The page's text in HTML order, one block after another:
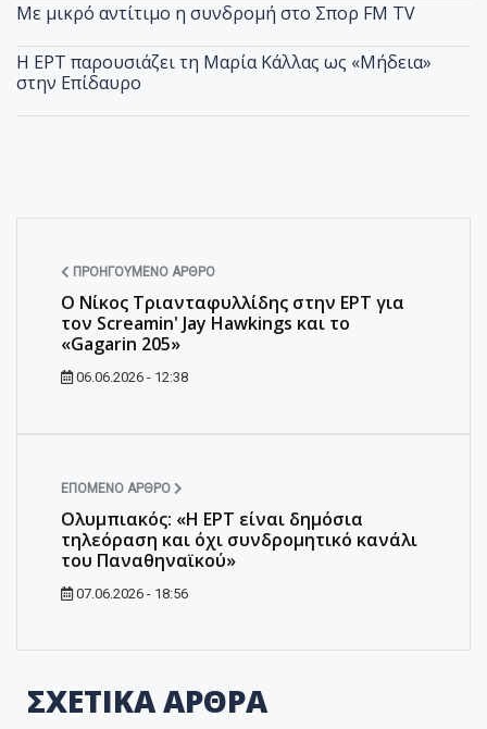
Με μικρό αντίτιμο η συνδρομή στο Σπορ FM TV
Η ΕΡΤ παρουσιάζει τη Μαρία Κάλλας ως «Μήδεια»
στην Επίδαυρο
ΠΡΟΗΓΟΎΜΕΝΟ ΆΡΘΡΟ
Ο Νίκος Τριανταφυλλίδης στην ΕΡΤ για
τον Screamin' Jay Hawkings και το
«Gagarin 205»
06.06.2026 - 12:38
ΕΠΌΜΕΝΟ ΆΡΘΡΟ
Ολυμπιακός: «Η ΕΡΤ είναι δημόσια
τηλεόραση και όχι συνδρομητικό κανάλι
του Παναθηναϊκού»
07.06.2026 - 18:56
ΣΧΕΤΙΚΑ ΑΡΘΡΑ